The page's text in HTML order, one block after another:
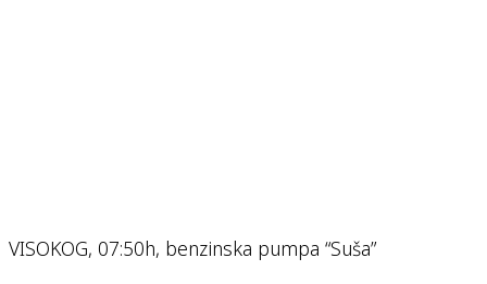
VISOKOG, 07:50h, benzinska pumpa “Suša”